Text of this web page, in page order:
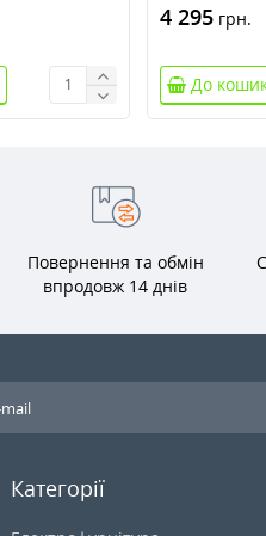
4 295 грн.
До
Повернення та обмін
впродовж 14 днів
Категорії